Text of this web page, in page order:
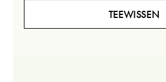
TEEWISSEN